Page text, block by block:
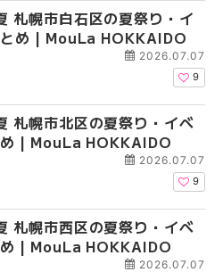
札幌市白石区の夏祭り・イ
め | MouLa HOKKAIDO
2026.07.07
9
札幌市北区の夏祭り・イベ
| MouLa HOKKAIDO
2026.07.07
9
札幌市西区の夏祭り・イベ
| MouLa HOKKAIDO
2026.07.07
2026年夏 札幌市西区
ントまとめ | MouLa
2026年夏 札幌市豊平
ベントまとめ |
2026年夏 札幌市北区
ントまとめ | MouLa
2026年夏 札幌市白石
ベントまとめ |
2026年夏 札幌市西区
ントまとめ | MouLa
2026年夏 札幌市清田
ベントまとめ |